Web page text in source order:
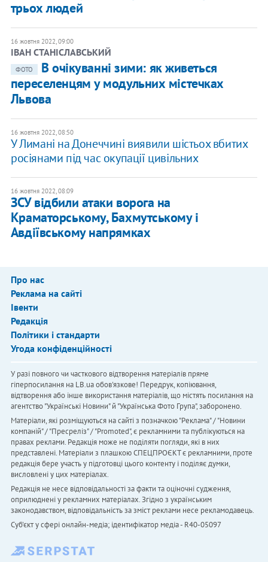
трьох людей
16 жовтня 2022, 09:00
ІВАН СТАНІСЛАВСЬКИЙ
ФОТО
В очікуванні зими: як живеться
переселенцям у модульних містечках
Львова
16 жовтня 2022, 08:50
У Лимані на Донеччині виявили шістьох вбитих
росіянами під час окупації цивільних
16 жовтня 2022, 08:09
​ЗСУ відбили атаки ворога на
Краматорському, Бахмутському і
Авдіївському напрямках
Про нас
Реклама на сайті
Івенти
Редакція
Політики і стандарти
Угода конфіденційності
У разі повного чи часткового відтворення матеріалів пряме
гіперпосилання на LB.ua обов'язкове! Передрук, копіювання,
відтворення або інше використання матеріалів, що містять посилання на
агентство "Українськi Новини" й "Українська Фото Група", заборонено.
Матеріали, які розміщуються на сайті з позначкою "Реклама" / "Новини
компаній" / "Пресреліз" / "Promoted", є рекламними та публікуються на
правах реклами. Редакція може не поділяти погляди, які в них
представлені. Матеріали з плашкою СПЕЦПРОЄКТ є рекламними, проте
редакція бере участь у підготовці цього контенту і поділяє думки,
висловлені у цих матеріалах.
Редакція не несе відповідальності за факти та оціночні судження,
оприлюднені у рекламних матеріалах. Згідно з українським
законодавством, відповідальність за зміст реклами несе рекламодавець.
Cуб'єкт у сфері онлайн-медіа; ідентифікатор медіа - R40-05097